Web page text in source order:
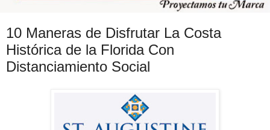
10 Maneras de Disfrutar La Costa
Histórica de la Florida Con
Distanciamiento Social